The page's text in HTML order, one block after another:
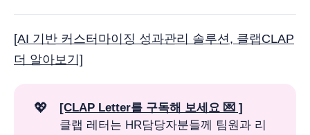
[AI 기반 커스터마이징 성과관리 솔루션, 클랩CLAP
더 알아보기]
💖
[CLAP Letter를 구독해 보세요 💌 ]
클랩 레터는 HR담당자분들께 팀원과 리